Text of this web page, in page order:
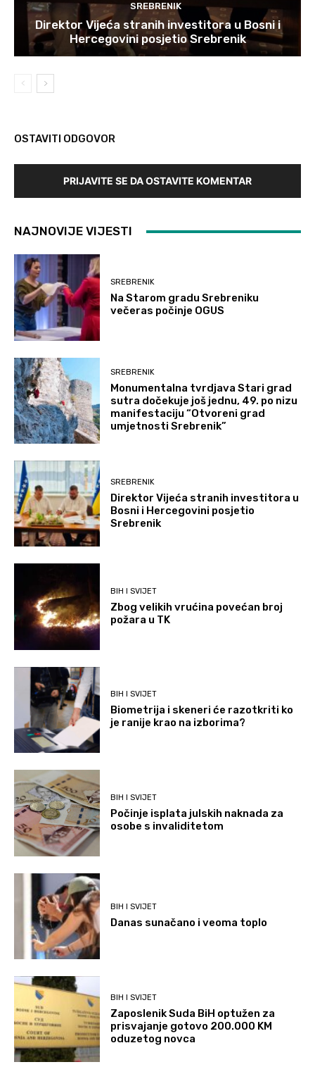
SREBRENIK
Direktor Vijeća stranih investitora u Bosni i
Hercegovini posjetio Srebrenik
OSTAVITI ODGOVOR
PRIJAVITE SE DA OSTAVITE KOMENTAR
NAJNOVIJE VIJESTI
SREBRENIK
Na Starom gradu Srebreniku
večeras počinje OGUS
SREBRENIK
Monumentalna tvrdjava Stari grad
sutra dočekuje još jednu, 49. po nizu
manifestaciju “Otvoreni grad
umjetnosti Srebrenik”
SREBRENIK
Direktor Vijeća stranih investitora u
Bosni i Hercegovini posjetio
Srebrenik
BIH I SVIJET
Zbog velikih vrućina povećan broj
požara u TK
BIH I SVIJET
Biometrija i skeneri će razotkriti ko
je ranije krao na izborima?
BIH I SVIJET
Počinje isplata julskih naknada za
osobe s invaliditetom
BIH I SVIJET
Danas sunačano i veoma toplo
BIH I SVIJET
Zaposlenik Suda BiH optužen za
prisvajanje gotovo 200.000 KM
oduzetog novca